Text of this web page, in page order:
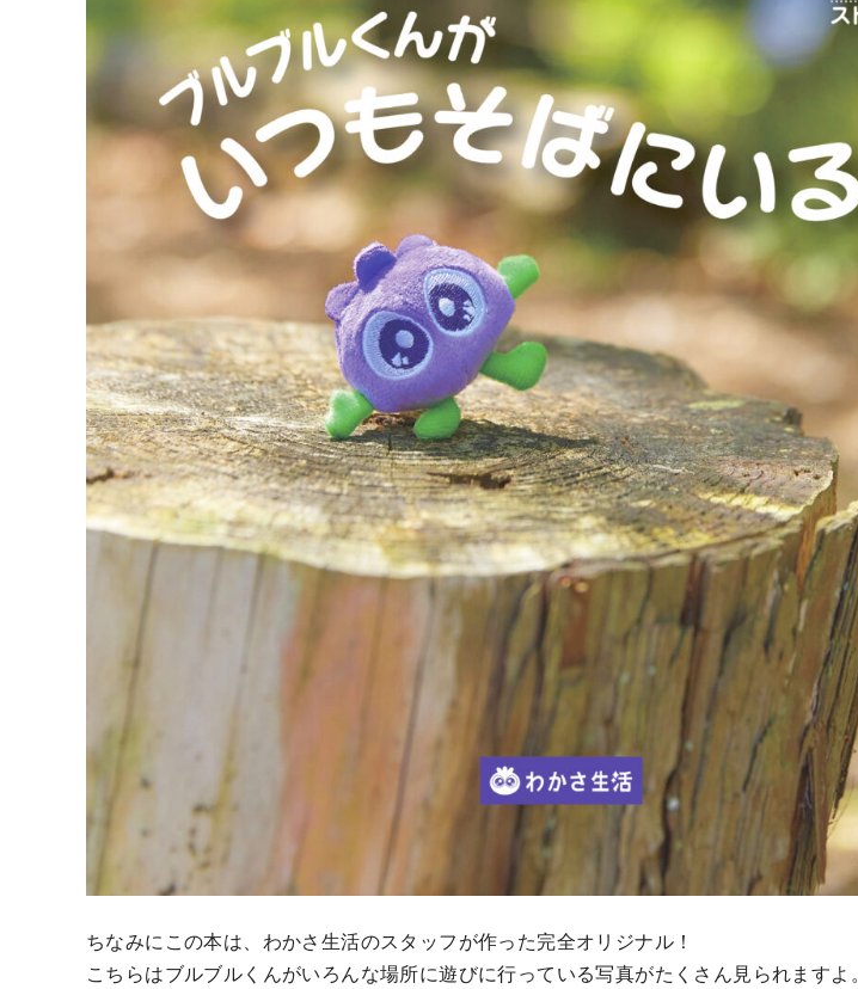
ちなみにこの本は、わかさ生活のスタッフが作った完全オリジナル！
こちらはブルブルくんがいろんな場所に遊びに行っている写真がたくさん見られますよ。